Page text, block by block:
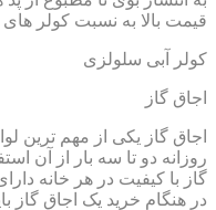
قیمت بالا به نسبت کولر
کولر آبی سلولزی
اجاق گاز
اجاق گاز یکی از مهم ترین
روزانه دو تا سه بار از آن
گاز با کیفیت در هر خانه
در هنگام خرید یک اجاق گاز